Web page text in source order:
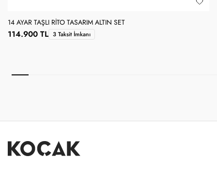
14 AYAR TAŞLI RITO TASARIM ALTIN SET
114.900 TL 3 Taksit İmkanı